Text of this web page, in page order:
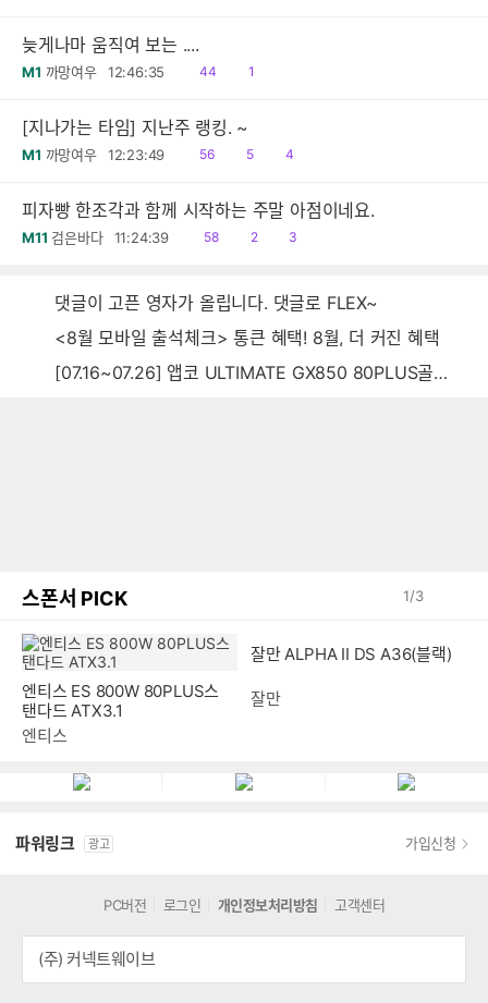
늦게나마 움직여 보는 ....
M1 까망여우 12:46:35
읽
44
댓1
[지나가는 타임] 지난주 랭킹. ~
M1 까망여우 12:23:49
읽
56
공
5
댓
4
피자빵 한조각과 함께 시작하는 주말 아점이네요.
M11 검은바다 11:24:39
읽
58
공
2
댓
3
댓글이 고픈 영자가 올립니다. 댓글로 FLEX~
<8월 모바일 출석체크> 통큰 혜택! 8월, 더 커진 혜택
[07.16~07.26] 앱코 ULTIMATE GX850 80PLUS골드 풀모듈러 ATX3.0 블랙
스폰서 PICK 1/3
엔티스 ES 800W 80PLUS스
탠다드 ATX3.1
엔티스
잘만 ALPHA II DS A36(블랙)
잘만